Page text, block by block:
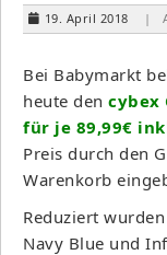
19. April 2018 |
Bei Babymarkt
heute den cybex
für je 89,99€
Preis durch den
Warenkorb
Reduziert
Navy Blue und